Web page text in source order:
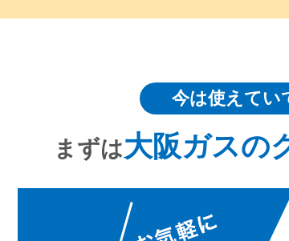
今は使えてい
まずは大阪ガスの